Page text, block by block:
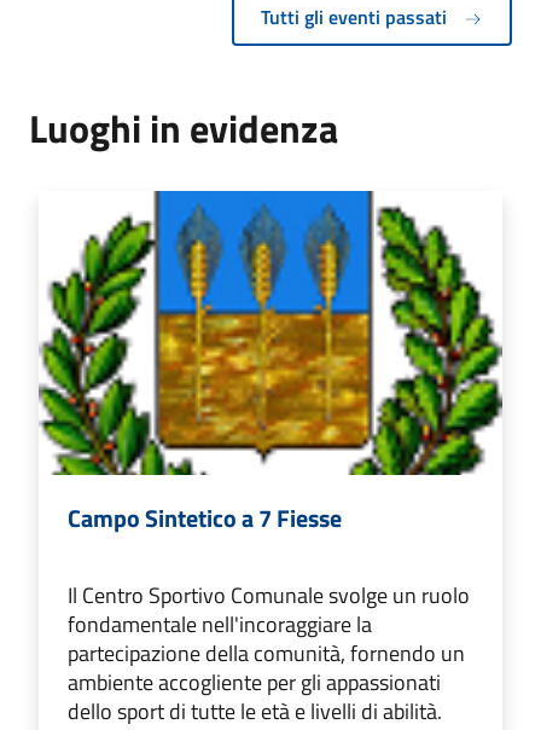
Tutti gli eventi passati
Luoghi in evidenza
Campo Sintetico a 7 Fiesse
Il Centro Sportivo Comunale svolge un ruolo
fondamentale nell'incoraggiare la
partecipazione della comunità, fornendo un
ambiente accogliente per gli appassionati
dello sport di tutte le età e livelli di abilità.